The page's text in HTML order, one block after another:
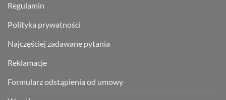
Regulamin
Polityka prywatności
Najczęściej zadawane pytania
Reklamacje
Formularz odstąpienia od umowy